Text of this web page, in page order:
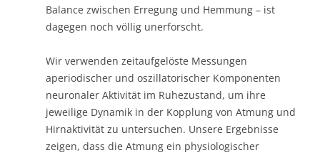
Balance zwischen Erregung und Hemmung – ist
dagegen noch völlig unerforscht.
Wir verwenden zeitaufgelöste Messungen
aperiodischer und oszillatorischer Komponenten
neuronaler Aktivität im Ruhezustand, um ihre
jeweilige Dynamik in der Kopplung von Atmung und
Hirnaktivität zu untersuchen. Unsere Ergebnisse
zeigen, dass die Atmung ein physiologischer